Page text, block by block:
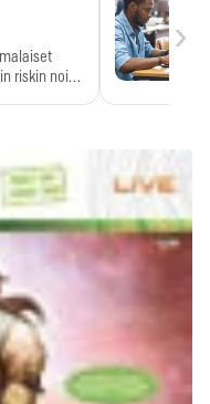
riskin noin
›